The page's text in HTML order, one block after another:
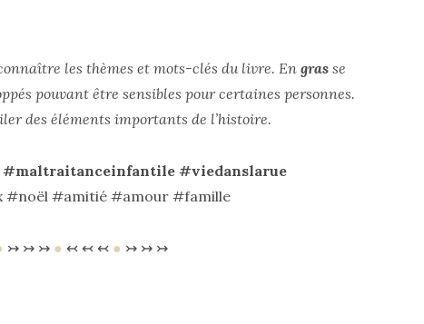
les thèmes et mots-clés du livre. Engras se
pouvant être sensibles pour certaines personnes.
des éléments importants de l’histoire.
#viedanslarue
#noël #amitié #amour #famille
↣ ↣ ↣ ● ↢ ↢ ↢ ● ↣ ↣ ↣